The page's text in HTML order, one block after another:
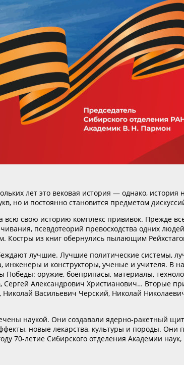
лет это вековая история — однако,
но и постоянно становится предметом
всю свою историю комплекс прививок. Прежде
псевдотеорий превосходства одних
Костры из книг обернулись пылающим
лучшие. Лучшие политические системы,
и конструкторы, ученые и учителя. В
Победы: оружие, боеприпасы, материалы,
Александрович Христианович… Вторые
Васильевич Черский, Николай
наукой. Они создавали ядерно-ракетный
новые лекарства, культуры и породы. Они
70-летие Сибирского отделения Академии